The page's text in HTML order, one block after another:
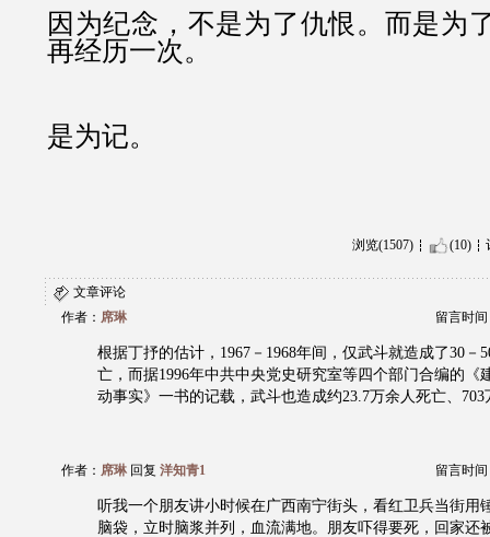
因为纪念，不是为了仇恨。而是为
再经历一次。
是为记。
浏览(1507) (10)
文章评论
作者： 席琳 留言时间
根据丁抒的估计，1967－1968年间，仅武斗就造成了30－
亡，而据1996年中共中央党史研究室等四个部门合编的《
动事实》一书的记载，武斗也造成约23.7万余人死亡、703
作者： 席琳 回复 洋知青1 留言时间
听我一个朋友讲小时候在广西南宁街头，看红卫兵当街用
脑袋，立时脑浆并列，血流满地。朋友吓得要死，回家还